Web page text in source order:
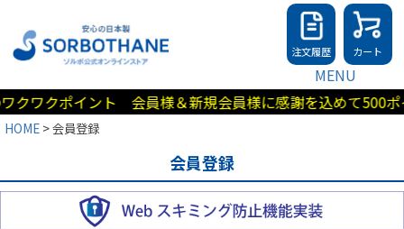
注文履歴 カート
MENU
クポイント 会員様＆新規会員様に感謝を込めて500ポイ
HOME 会員登録
会員登録